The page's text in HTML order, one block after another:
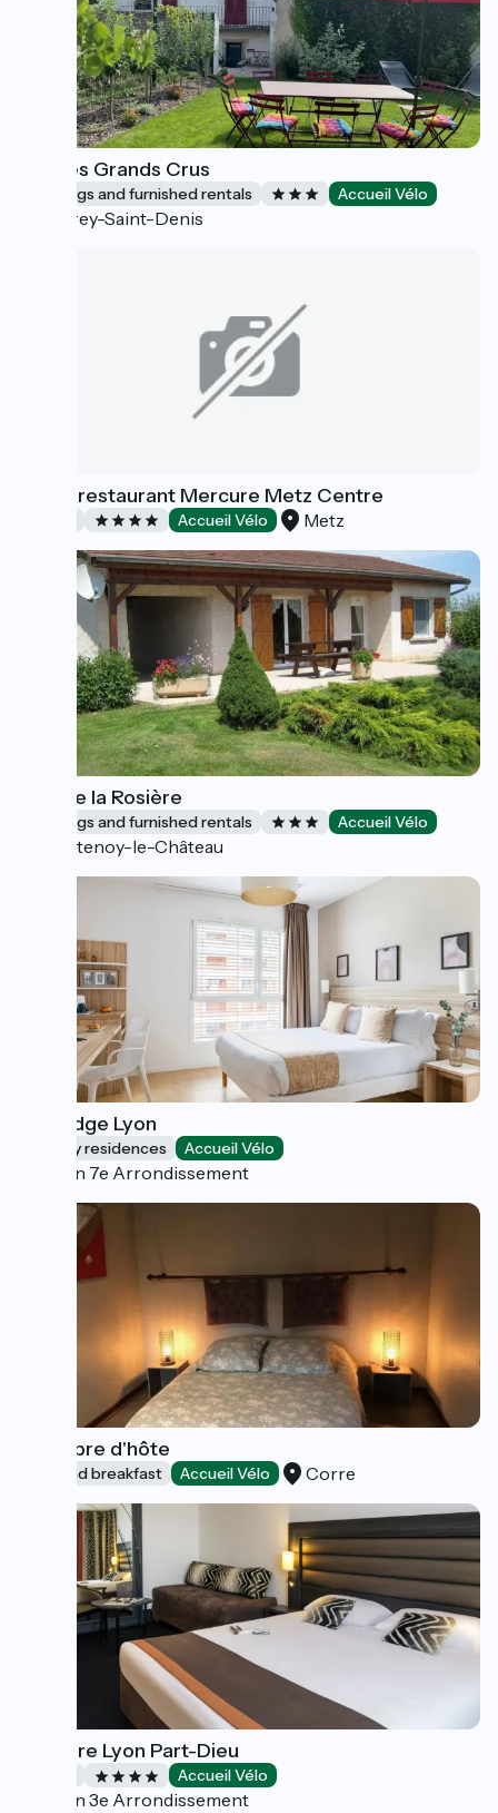
Gîte les Grands Crus
Lodgings and furnished rentals Accueil Vélo
Morey-Saint-Denis
Hôtel-restaurant Mercure Metz Centre
Accueil Vélo Metz
Gîte de la Rosière
Lodgings and furnished rentals Accueil Vélo
Fontenoy-le-Château
Q7 Lodge Lyon
Holiday residences Accueil Vélo
Lyon 7e Arrondissement
Chambre d'hôte
Bed and breakfast Accueil Vélo Corre
Mercure Lyon Part-Dieu
Accueil Vélo
Lyon 3e Arrondissement